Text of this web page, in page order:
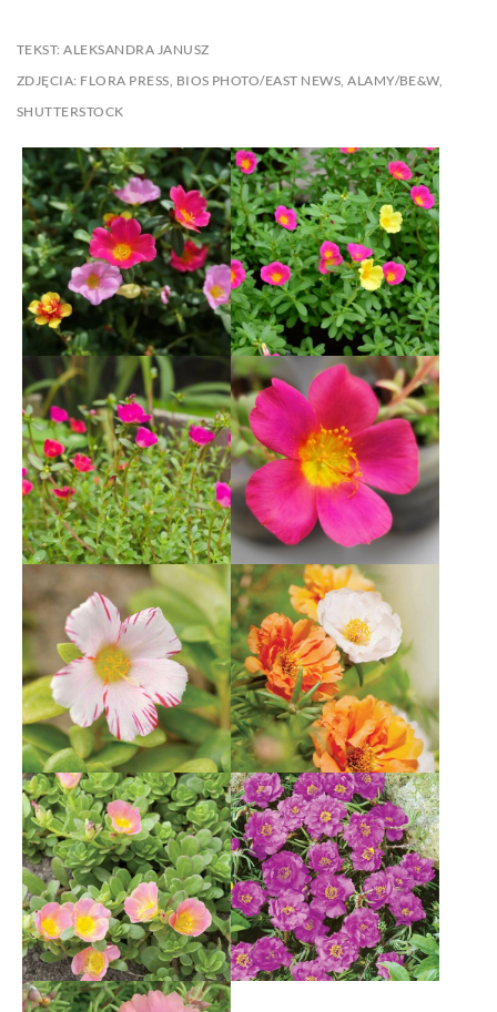
TEKST: ALEKSANDRA JANUSZ
ZDJĘCIA: FLORA PRESS, BIOS PHOTO/EAST NEWS, ALAMY/BE&W,
SHUTTERSTOCK